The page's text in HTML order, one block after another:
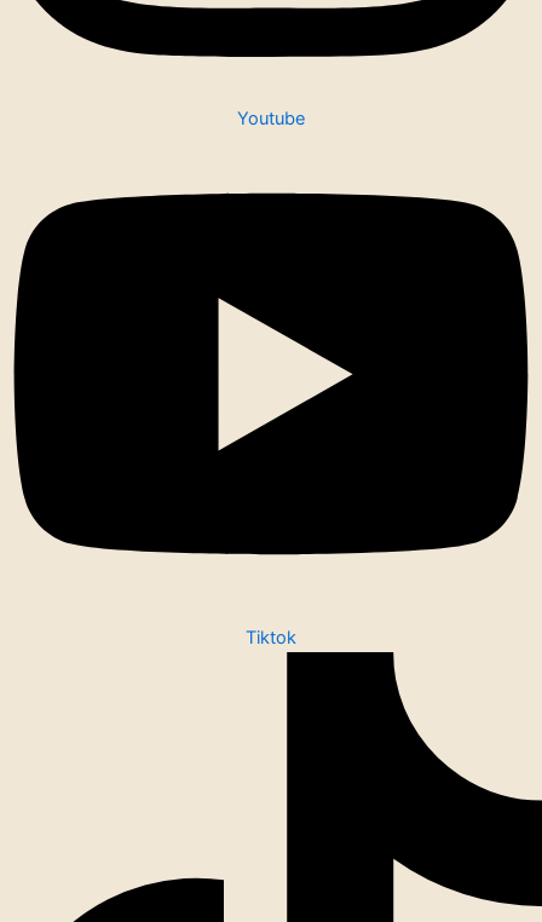
Youtube
Tiktok